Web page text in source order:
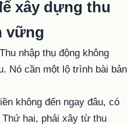
xây dựng thu
vững
nhập thụ động không
Nó cần một lộ trình bài bản
không đến ngay đâu, có
hai, phải xây từ thu